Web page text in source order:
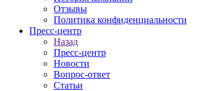
Отзывы
Политика конфиденциальности
Пресс-центр
Назад
Пресс-центр
Новости
Вопрос-ответ
Статьи